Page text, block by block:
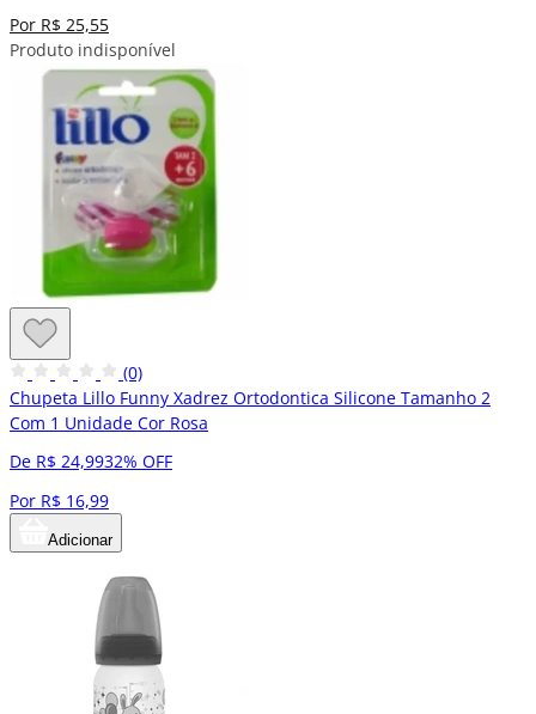
Por R$ 25,55
Produto indisponível
(0)
Chupeta Lillo Funny Xadrez Ortodontica Silicone Tamanho 2
Com 1 Unidade Cor Rosa
De R$ 24,9932% OFF
Por R$ 16,99
Adicionar